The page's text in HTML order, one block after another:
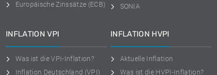
Europäische Zinssätze (ECB)
SONIA
INFLATION VPI
Was ist die VPI-Inflation?
Inflation Deutschland (VPI)
INFLATION HVPI
Aktuelle Inflation
Was ist die HVPI-Inflation?